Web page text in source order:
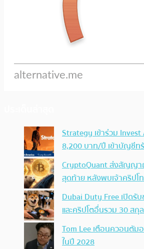
Strategy เข้าร่วม
8,200 บาท/ปี เข้าบัญชี
CryptoQuant ส่งสัญญา
สุดท้าย หลังพบเจ้าคริปโท
Dubai Duty Free เปิดรั
และคริปโตอื่นรวม 30 สกุ
Tom Lee เตือนควอนตัม
ในปี 2028